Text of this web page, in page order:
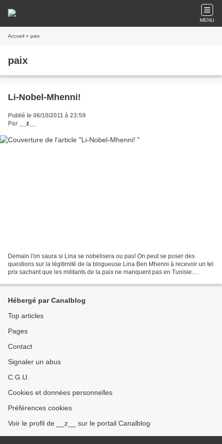
MENU
Accueil » paix
paix
Li-Nobel-Mhenni!
Publié le 06/10/2011 à 23:59
Par
__z__
Demain l'on saura si Lina se nobelisera ou pas! On peut se poser des
questions sur la légitimité de la blogueuse Lina Ben Mhenni à recevoir un tel
prix sachant que les militants de la paix ne manquent pas en Tunisie.
Hébergé par Canalblog
Top articles
Pages
Contact
Signaler un abus
C.G.U.
Cookies et données personnelles
Préférences cookies
Voir le profil de __z__ sur le portail Canalblog